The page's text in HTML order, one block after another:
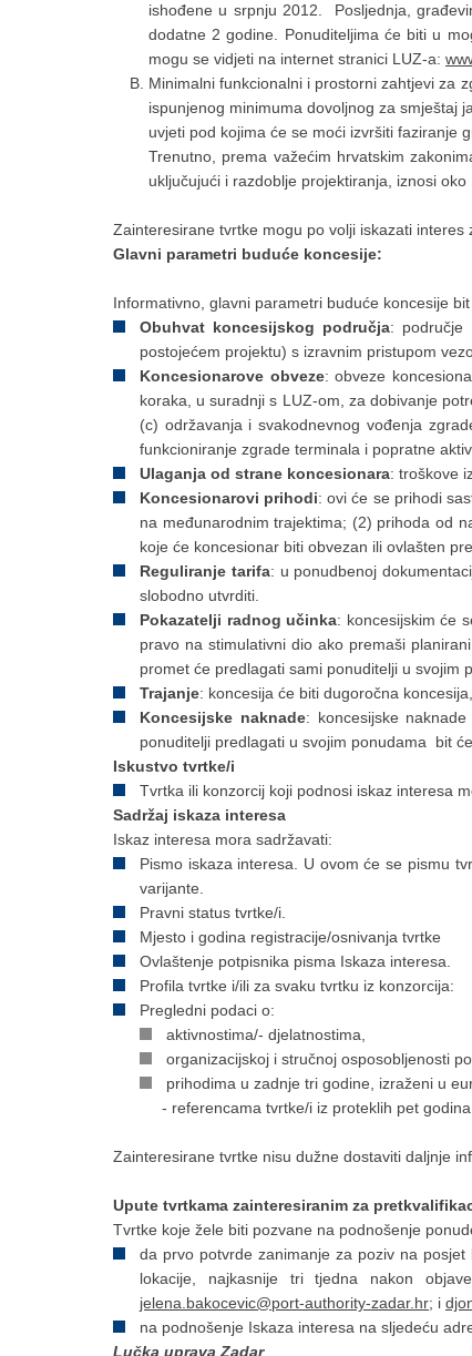
ishođene u srpnju 2012. Posljednja,
dodatne 2 godine. Ponuditeljima će biti u
mogu se vidjeti na internet stranici LUZ-a:
Minimalni funkcionalni i prostorni zahtjevi za
ispunjenog minimuma dovoljnog za smještaj
uvjeti pod kojima će se moći izvršiti faziranje
Trenutno, prema važećim hrvatskim
uključujući i razdoblje projektiranja, iznosi oko
Zainteresirane tvrtke mogu po volji iskazati
Glavni parametri buduće koncesije:
Informativno, glavni parametri buduće koncesije
Obuhvat koncesijskog područja: područje
postojećem projektu) s izravnim pristupom
Koncesionarove obveze: obveze
koraka, u suradnji s LUZ-om, za dobivanje
(c) održavanja i svakodnevnog vođenja
funkcioniranje zgrade terminala i popratne
Ulaganja od strane koncesionara: troškove
Koncesionarovi prihodi: ovi će se prihodi
na međunarodnim trajektima; (2) prihoda od
koje će koncesionar biti obvezan ili ovlašten
Reguliranje tarifa: u ponudbenoj
slobodno utvrditi.
Pokazatelji radnog učinka: koncesijskim će
pravo na stimulativni dio ako premaši
promet će predlagati sami ponuditelji u svojim
Trajanje: koncesija će biti dugoročna
Koncesijske naknade: koncesijske
ponuditelji predlagati u svojim ponudama bit
Iskustvo tvrtke/i
Tvrtka ili konzorcij koji podnosi iskaz interesa
Sadržaj iskaza interesa
Iskaz interesa mora sadržavati:
Pismo iskaza interesa. U ovom će se pismu
varijante.
Pravni status tvrtke/i.
Mjesto i godina registracije/osnivanja tvrtke
Ovlaštenje potpisnika pisma Iskaza interesa.
Profila tvrtke i/ili za svaku tvrtku iz konzorcija:
Pregledni podaci o:
aktivnostima/- djelatnostima,
organizacijskoj i stručnoj osposobljenosti
prihodima u zadnje tri godine, izraženi u
- referencama tvrtke/i iz proteklih pet godina
Zainteresirane tvrtke nisu dužne dostaviti daljnje
Upute tvrtkama zainteresiranim za
Tvrtke koje žele biti pozvane na podnošenje
da prvo potvrde zanimanje za poziv na
lokacije, najkasnije tri tjedna nakon
jelena.bakocevic@port-authority-zadar.hr; i
na podnošenje Iskaza interesa na sljedeću
Lučka uprava Zadar